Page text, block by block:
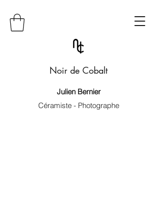
Noir de Cobalt
Julien Bernier
Céramiste - Photographe